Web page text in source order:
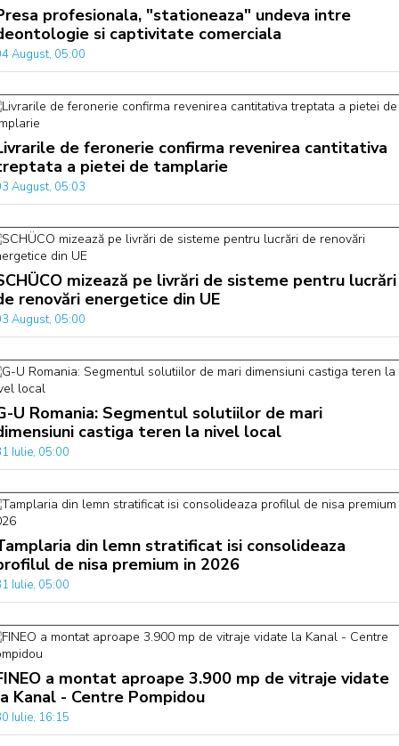
profesionala, "stationeaza" undeva intre
si captivitate comerciala
August, 05:00
de feronerie confirma revenirea cantitativa
a pietei de tamplarie
August, 05:03
mizează pe livrări de sisteme pentru lucrări
renovări energetice din UE
August, 05:00
U Romania: Segmentul solutiilor de mari
castiga teren la nivel local
Iulie, 05:00
din lemn stratificat isi consolideaza
de nisa premium in 2026
Iulie, 05:00
a montat aproape 3.900 mp de vitraje vidate
Kanal - Centre Pompidou
Iulie, 16:15